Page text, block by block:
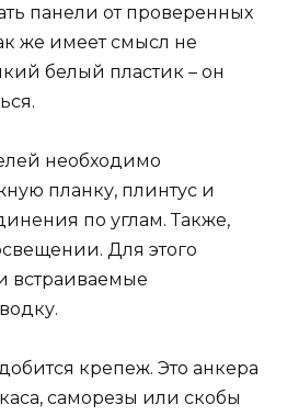
панели от проверенных
же имеет смысл не
белый пластик – он
необходимо
планку, плинтус и
по углам. Также,
Для этого
встраиваемые
крепеж. Это анкера
саморезы или скобы